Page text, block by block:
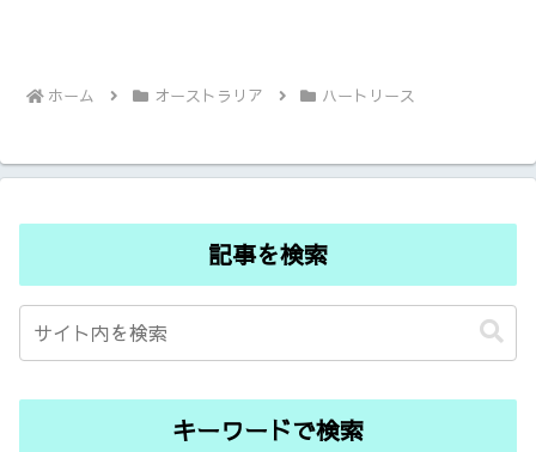
ホーム オーストラリア ハートリース
記事を検索
キーワードで検索